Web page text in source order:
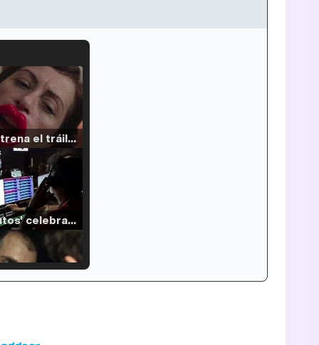
Filmin estrena el tráiler de 'Millennial Mal', su nueva comedia universitaria de la mano de Lorena Iglesias
'120 Minutos' celebra sus 2.000 programas en Telemadrid con un vídeo del día a día en la redacción